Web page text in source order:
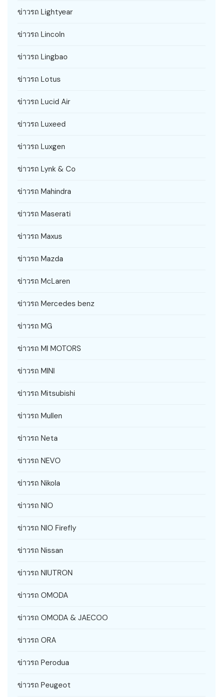
ข่าวรถ Lightyear
ข่าวรถ Lincoln
ข่าวรถ Lingbao
ข่าวรถ Lotus
ข่าวรถ Lucid Air
ข่าวรถ Luxeed
ข่าวรถ Luxgen
ข่าวรถ Lynk & Co
ข่าวรถ Mahindra
ข่าวรถ Maserati
ข่าวรถ Maxus
ข่าวรถ Mazda
ข่าวรถ McLaren
ข่าวรถ Mercedes benz
ข่าวรถ MG
ข่าวรถ MI MOTORS
ข่าวรถ MINI
ข่าวรถ Mitsubishi
ข่าวรถ Mullen
ข่าวรถ Neta
ข่าวรถ NEVO
ข่าวรถ Nikola
ข่าวรถ NIO
ข่าวรถ NIO Firefly
ข่าวรถ Nissan
ข่าวรถ NIUTRON
ข่าวรถ OMODA
ข่าวรถ OMODA & JAECOO
ข่าวรถ ORA
ข่าวรถ Perodua
ข่าวรถ Peugeot